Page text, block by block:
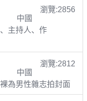
瀏覽:2856
中國
主持人、作
瀏覽:2812
中國
為男性雜志拍封面